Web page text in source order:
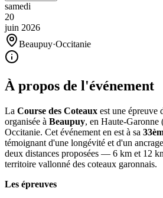
samedi
20
juin 2026
Beaupuy·Occitanie
À propos de l'événement
La Course des Coteaux est une épreuve
organisée à Beaupuy, en Haute-Garonne
Occitanie. Cet événement en est à sa
témoignant d'une longévité et d'un
deux distances proposées — 6 km et 12
territoire vallonné des coteaux garonnais.
Les épreuves